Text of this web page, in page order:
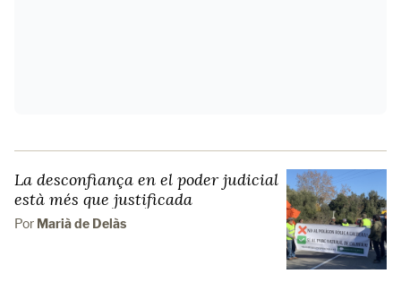
La desconfiança en el poder judicial
està més que justificada
Por Marià de Delàs